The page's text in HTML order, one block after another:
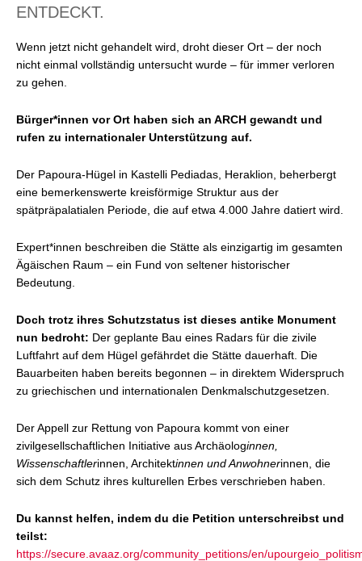
NTDECKT.
Wenn jetzt nicht gehandelt wird, droht dieser Ort – der noch
nicht einmal vollständig untersucht wurde – für immer verloren
zu gehen.
Bürger*innen vor Ort haben sich an ARCH gewandt und
rufen zu internationaler Unterstützung auf.
Der Papoura-Hügel in Kastelli Pediadas, Heraklion, beherbergt
eine bemerkenswerte kreisförmige Struktur aus der
spätpräpalatialen Periode, die auf etwa 4.000 Jahre datiert wird.
Expert*innen beschreiben die Stätte als einzigartig im gesamten
Ägäischen Raum – ein Fund von seltener historischer
Bedeutung.
Doch trotz ihres Schutzstatus ist dieses antike Monument
nun bedroht: Der geplante Bau eines Radars für die zivile
Luftfahrt auf dem Hügel gefährdet die Stätte dauerhaft. Die
Bauarbeiten haben bereits begonnen – in direktem Widerspruch
zu griechischen und internationalen Denkmalschutzgesetzen.
Der Appell zur Rettung von Papoura kommt von einer
zivilgesellschaftlichen Initiative aus Archäologinnen,
Wissenschaftlerinnen, Architektinnen und Anwohnerinnen, die
sich dem Schutz ihres kulturellen Erbes verschrieben haben.
Du kannst helfen, indem du die Petition unterschreibst und
teilst:
https://secure.avaaz.org/community_petitions/en/